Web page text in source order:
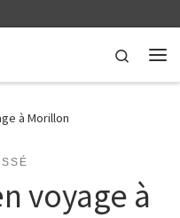
Search
à Morillon
voyage à